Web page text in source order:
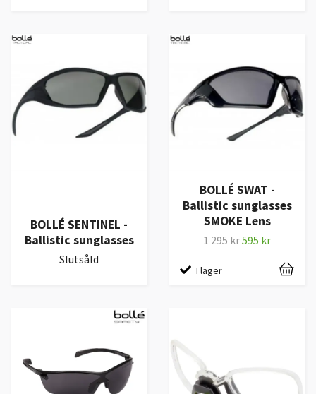
BOLLÉ SENTINEL -
Ballistic sunglasses
Slutsåld
BOLLÉ SWAT -
Ballistic sunglasses
SMOKE Lens
1 295 kr595 kr
I lager